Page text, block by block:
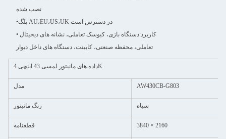
نصب شده
•
پلگ AU،EU،US،UK در دسترس است
• کاربرد:دستگاه بازی، کیوسک تعاملی، نشانه های دیجیتال
تعاملی، محفظه صنعتی، کابینت، دستگاه های داخل دیوار
داده های مانیتور لمسی 43 اینچی 4K
مدل AW430CB-G803
رنگ مانیتور سیاه
قطعنامه 3840 × 2160